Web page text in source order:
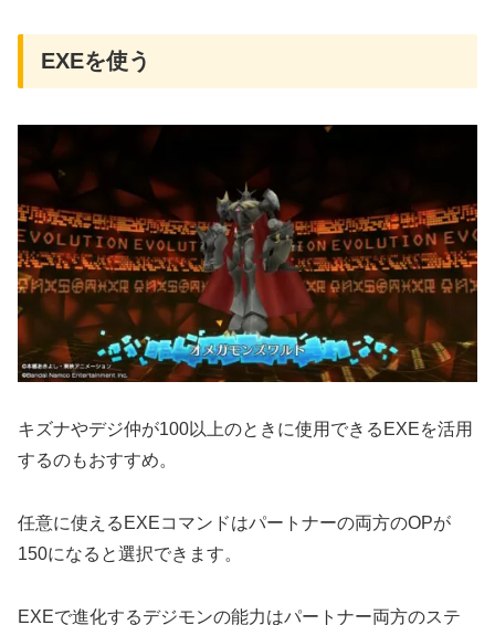
EXEを使う
キズナやデジ仲が100以上のときに使用できるEXEを活用
するのもおすすめ。
任意に使えるEXEコマンドはパートナーの両方のOPが
150になると選択できます。
EXEで進化するデジモンの能力はパートナー両方のステ